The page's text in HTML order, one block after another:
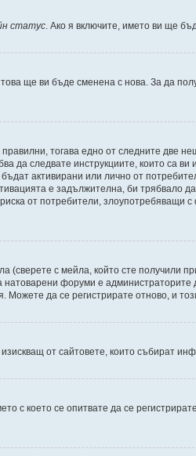
статус . Ако я включите, името ви ще
ще ви бъде сменена с нова. За да
тогава едно от следните две
да следвате инструкциите, които са
активирани или лично от
е задължителна, би трябвало
от потребители,
с мейла, който сте получили
форуми е
да се регистрирате отново, и
от сайтовете, които събират
което се опитвате да се